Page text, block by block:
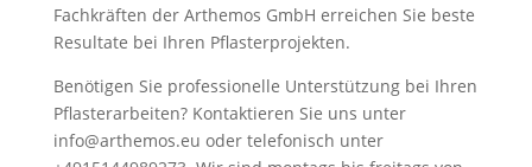
Fachkräften der Arthemos GmbH erreichen Sie beste
Resultate bei Ihren Pflasterprojekten.
Benötigen Sie professionelle Unterstützung bei Ihren
Pflasterarbeiten? Kontaktieren Sie uns unter
info@arthemos.eu oder telefonisch unter